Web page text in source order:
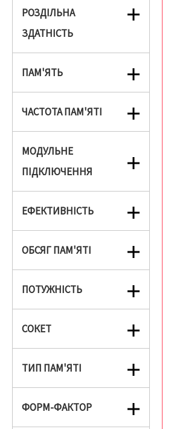
РОЗДІЛЬНА
ЗДАТНІСТЬ
ПАМ'ЯТЬ
ЧАСТОТА ПАМ'ЯТІ
МОДУЛЬНЕ
ПІДКЛЮЧЕННЯ
ЕФЕКТИВНІСТЬ
ОБСЯГ ПАМ'ЯТІ
ПОТУЖНІСТЬ
СОКЕТ
ТИП ПАМ'ЯТІ
ФОРМ-ФАКТОР